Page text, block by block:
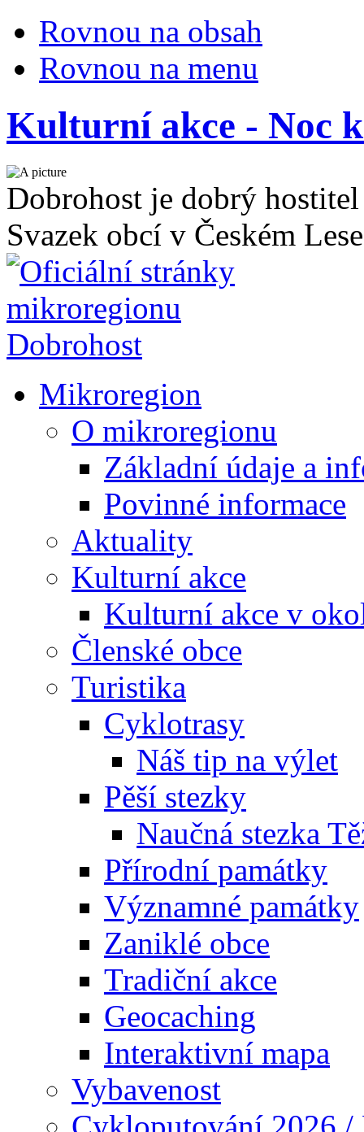
Rovnou na obsah
Rovnou na menu
Kulturní akce - Noc
Dobrohost je dobrý hostitel
Svazek obcí v Českém Lese
Mikroregion
O mikroregionu
Základní údaje a
Povinné informace
Aktuality
Kulturní akce
Kulturní akce v
Členské obce
Turistika
Cyklotrasy
Náš tip na výlet
Pěší stezky
Naučná stezka
Přírodní památky
Významné památky
Zaniklé obce
Tradiční akce
Geocaching
Interaktivní mapa
Vybavenost